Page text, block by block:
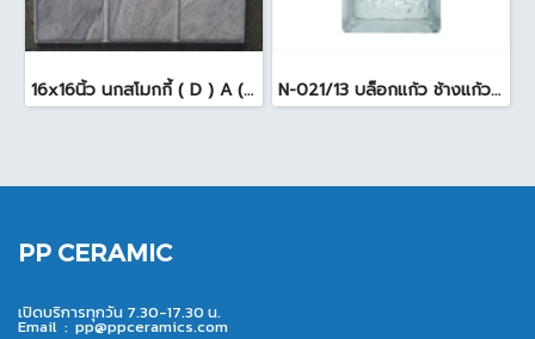
16x16นิ้ว นกสโมกกี้ ( D ) A (Pack6) N-021/13 บล็อกแก้ว ช้างแก้ว WOW แก้วประดับฟ้า ( 24X11.5X8cm )
PP CERAMIC
เปิดบริการทุกวัน 7.30-17.30 น.
Email : pp@ppceramics.com